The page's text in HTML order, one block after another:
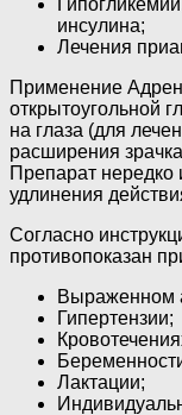
инсулина;
Лечения
Применение
открытоугольной
на глаза (для
расширения
Препарат нередко
удлинения
Согласно
противопоказан
Выраженном
Гипертензии;
Лактации;